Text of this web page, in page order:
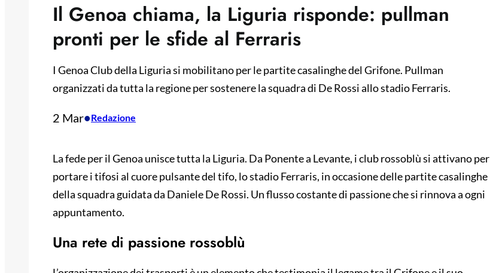
Il Genoa chiama, la Liguria risponde: pullman
pronti per le sfide al Ferraris
I Genoa Club della Liguria si mobilitano per le partite casalinghe del Grifone. Pullman
organizzati da tutta la regione per sostenere la squadra di De Rossi allo stadio Ferraris.
2 Mar•Redazione
La fede per il Genoa unisce tutta la Liguria. Da Ponente a Levante, i club rossoblù si attivano per
portare i tifosi al cuore pulsante del tifo, lo stadio Ferraris, in occasione delle partite casalinghe
della squadra guidata da Daniele De Rossi. Un flusso costante di passione che si rinnova a ogni
appuntamento.
Una rete di passione rossoblù